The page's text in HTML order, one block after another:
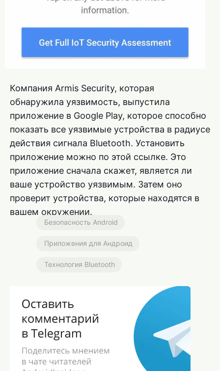
Компания Armis Security, которая
обнаружила уязвимость, выпустила
приложение в Google Play, которое способно
показать все уязвимые устройства в радиусе
действия сигнала Bluetooth. Установить
приложение можно по этой ссылке. Это
приложение сначала скажет, является ли
ваше устройство уязвимым. Затем оно
проверит устройства, которые находятся в
вашем окружении.
Безопасность Android
Приложения для Андроид
Технология Bluetooth